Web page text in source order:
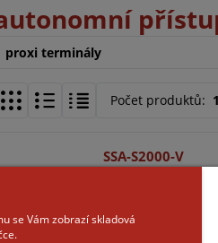
proxi terminály
Počet produktů:
SSA-S2000-V
se Vám zobrazí skladová